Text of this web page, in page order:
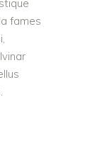
fames